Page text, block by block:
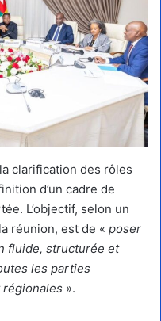
clarification des rôles
d’un cadre de
L’objectif, selon un
réunion, est de « poser
fluide, structurée et
les parties
».